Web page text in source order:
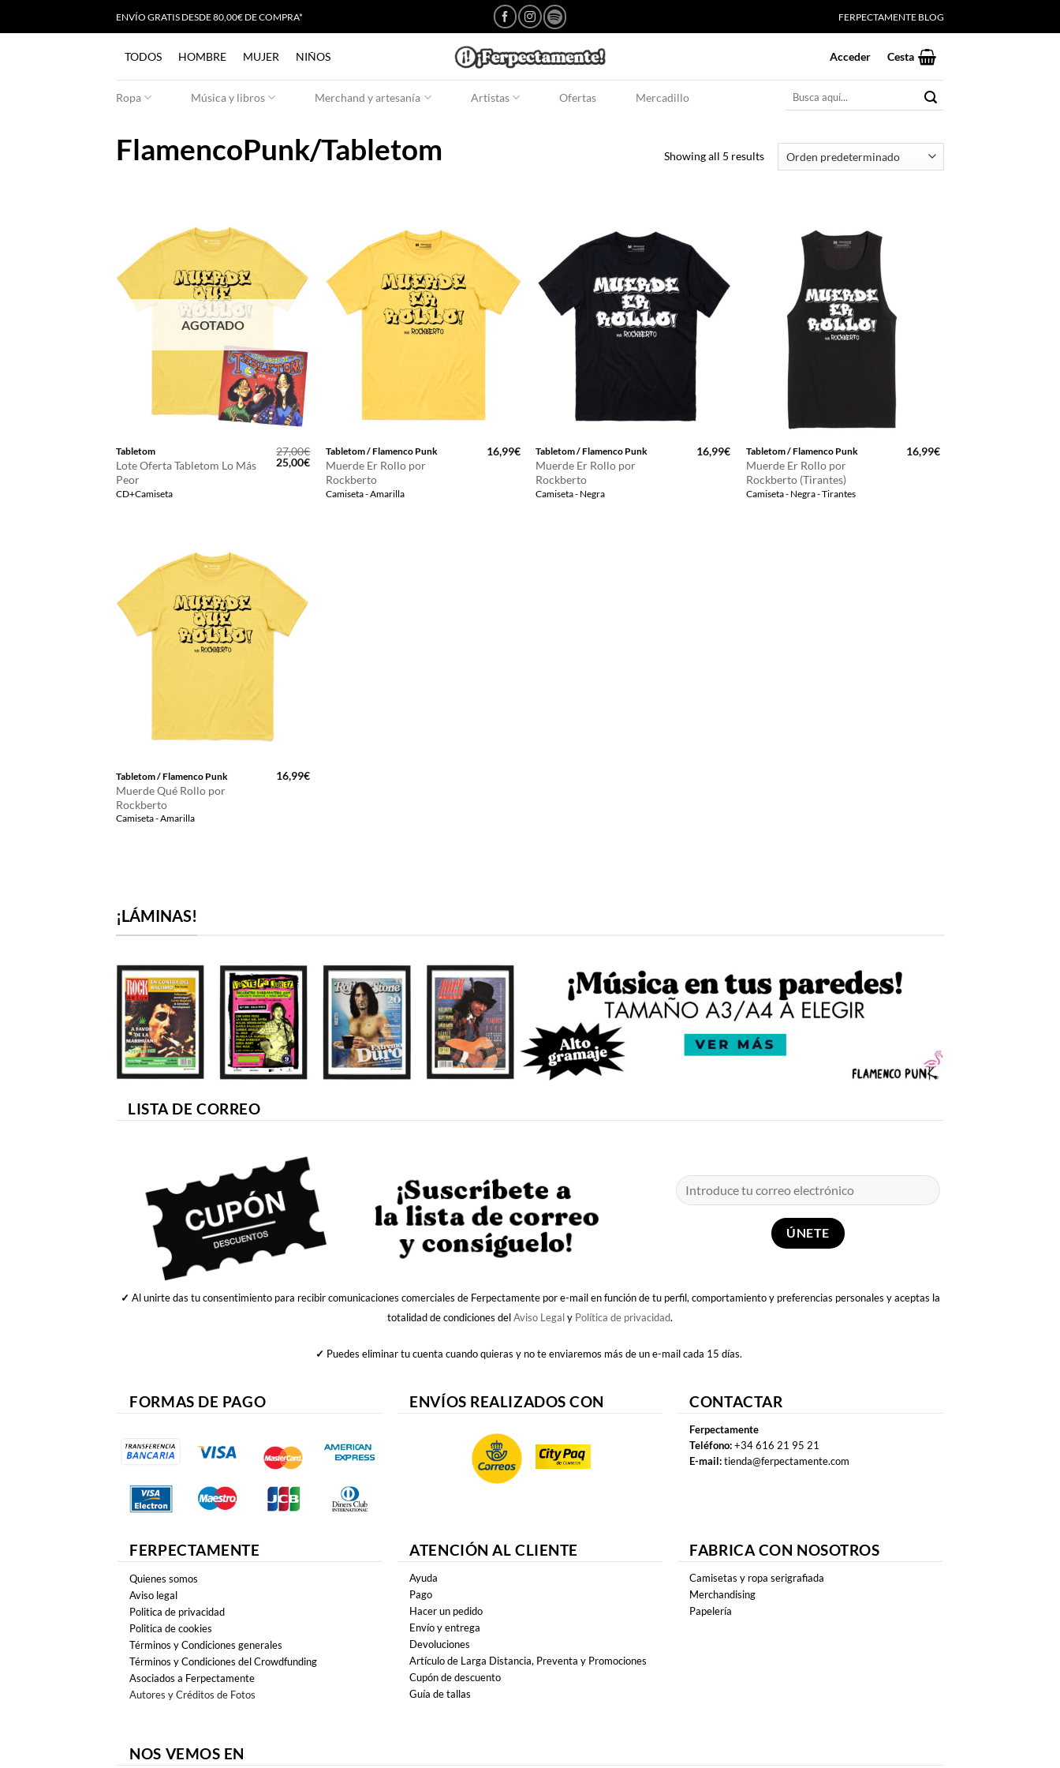
ENVÍO GRATIS DESDE 80,00€ DE COMPRA* FERPECTAMENTE BLOG
TODOS HOMBRE MUJER NIÑOS Acceder Cesta
Ropa Música y libros Merchand y artesanía Artistas Ofertas Mercadillo
Buscar
FlamencoPunk/Tabletom Showing all 5 results
AGOTADO
Tabletom
Lote Oferta Tabletom Lo Más
Peor
CD+Camiseta
27,00€
El
precio
25,00€El
precio
actual
Tabletom / Flamenco Punk
Muerde Er Rollo por
Rockberto
Camiseta - Amarilla
16,99€ Tabletom / Flamenco Punk
Muerde Er Rollo por
Rockberto
Camiseta - Negra
16,99€ Tabletom / Flamenco Punk
Muerde Er Rollo por
Rockberto (Tirantes)
Camiseta - Negra - Tirantes
16,99€
Tabletom / Flamenco Punk
Muerde Qué Rollo por
Rockberto
Camiseta - Amarilla
16,99€
¡LÁMINAS!
LISTA DE CORREO
✓ Al unirte das tu consentimiento para recibir comunicaciones comerciales de Ferpectamente por e-mail en función de tu perfil, comportamiento y preferencias personales y aceptas la
totalidad de condiciones delAviso Legaly Política de privacidad.
✓ Puedes eliminar tu cuenta cuando quieras y no te enviaremos más de un e-mail cada 15 días.
FORMAS DE PAGO ENVÍOS REALIZADOS CON CONTACTAR
Ferpectamente
Teléfono:+34 616 21 95 21
E-mail:tienda@ferpectamente.com
FERPECTAMENTE
Quienes somos
Aviso legal
Politica de privacidad
Politica de cookies
Términos y Condiciones generales
Términos y Condiciones del Crowdfunding
Asociados a Ferpectamente
Autores y Créditos de Fotos
ATENCIÓN AL CLIENTE
Ayuda
Pago
Hacer un pedido
Envío y entrega
Devoluciones
Artículo de Larga Distancia, Preventa y Promociones
Cupón de descuento
Guía de tallas
FABRICA CON NOSOTROS
Camisetas y ropa serigrafiada
Merchandising
Papelería
NOS VEMOS EN